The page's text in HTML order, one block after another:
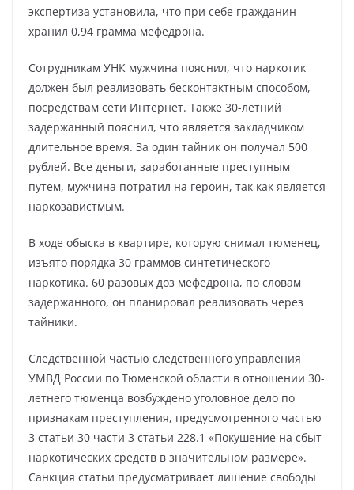
экспертиза установила, что при себе гражданин
хранил 0,94 грамма мефедрона.
Сотрудникам УНК мужчина пояснил, что наркотик
должен был реализовать бесконтактным способом,
посредствам сети Интернет. Также 30-летний
задержанный пояснил, что является закладчиком
длительное время. За один тайник он получал 500
рублей. Все деньги, заработанные преступным
путем, мужчина потратил на героин, так как является
наркозавистмым.
В ходе обыска в квартире, которую снимал тюменец,
изъято порядка 30 граммов синтетического
наркотика. 60 разовых доз мефедрона, по словам
задержанного, он планировал реализовать через
тайники.
Следственной частью следственного управления
УМВД России по Тюменской области в отношении 30-
летнего тюменца возбуждено уголовное дело по
признакам преступления, предусмотренного частью
3 статьи 30 части 3 статьи 228.1 «Покушение на сбыт
наркотических средств в значительном размере».
Санкция статьи предусматривает лишение свободы